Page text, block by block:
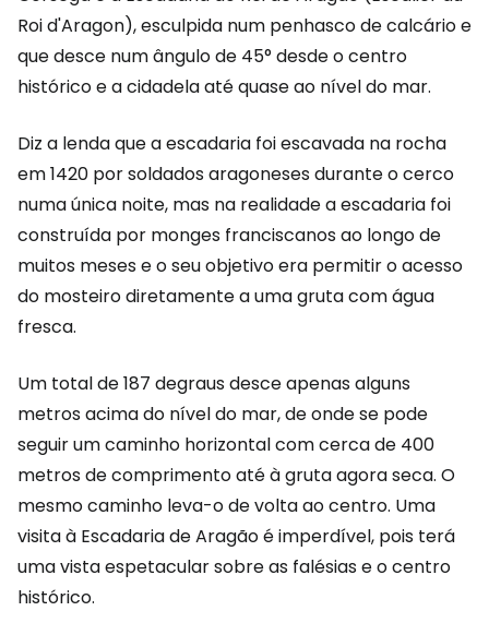
Roi d'Aragon), esculpida num penhasco de calcário e
que desce num ângulo de 45° desde o centro
histórico e a cidadela até quase ao nível do mar.
Diz a lenda que a escadaria foi escavada na rocha
em 1420 por soldados aragoneses durante o cerco
numa única noite, mas na realidade a escadaria foi
construída por monges franciscanos ao longo de
muitos meses e o seu objetivo era permitir o acesso
do mosteiro diretamente a uma gruta com água
fresca.
Um total de 187 degraus desce apenas alguns
metros acima do nível do mar, de onde se pode
seguir um caminho horizontal com cerca de 400
metros de comprimento até à gruta agora seca. O
mesmo caminho leva-o de volta ao centro. Uma
visita à Escadaria de Aragão é imperdível, pois terá
uma vista espetacular sobre as falésias e o centro
histórico.